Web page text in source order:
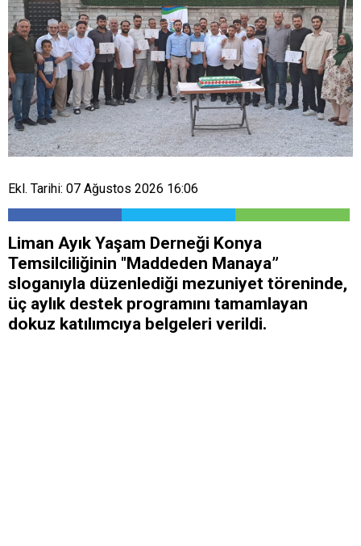
Ekl. Tarihi: 07 Ağustos 2026 16:06
Liman Ayık Yaşam Derneği Konya
Temsilciliğinin "Maddeden Manaya”
sloganıyla düzenlediği mezuniyet töreninde,
üç aylık destek programını tamamlayan
dokuz katılımcıya belgeleri verildi.